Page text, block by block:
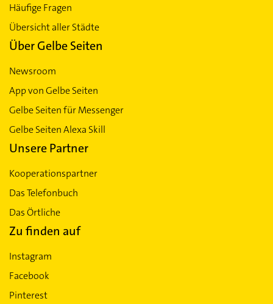
Häufige Fragen
Übersicht aller Städte
Über Gelbe Seiten
Newsroom
App von Gelbe Seiten
Gelbe Seiten für Messenger
Gelbe Seiten Alexa Skill
Unsere Partner
Kooperationspartner
Das Telefonbuch
Das Örtliche
Zu finden auf
Instagram
Facebook
Pinterest